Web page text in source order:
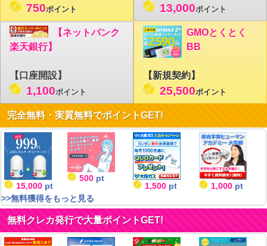
750ポイント 13,000ポイント
【ネットバンク
楽天銀行】
【口座開設】
1,100ポイント
GMOとくとく
BB
【新規契約】
25,500ポイント
完全無料・実質無料でポイントGET!
15,000 pt
500 pt
1,500 pt 1,000 pt
>>無料獲得をもっと見る
無料クレカ発行で大量ポイントGET!